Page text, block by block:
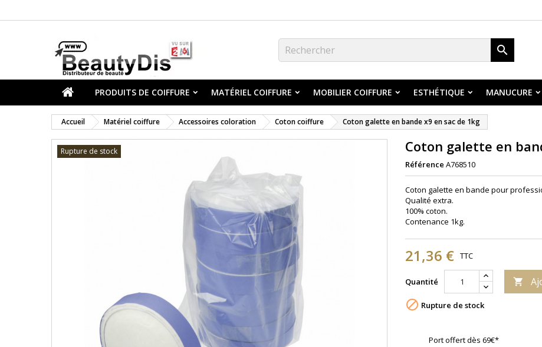

PRODUITS DE COIFFURE MATÉRIEL COIFFURE MOBILIER COIFFURE ESTHÉTIQUE MANUCURE
Accueil Matériel coiffure Accessoires coloration Coton coiffure Coton galette en bande x9 en sac de 1kg
Rupture de stock Coton galette en
Référence A768510
Coton galette en bande pour
Qualité extra.
100% coton.
Contenance 1kg.
21,36 € TTC
Quantité 
 Rupture de stock
Port offert dès 69€*